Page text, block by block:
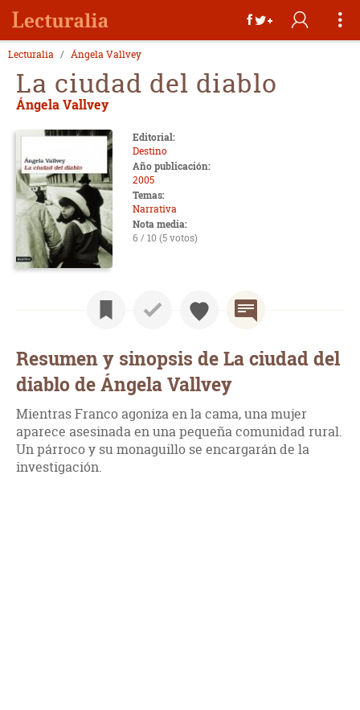
Lecturalia Ángela Vallvey
La ciudad del diablo
Ángela Vallvey
Editorial:
Destino
Año publicación:
2005
Temas:
Narrativa
Nota media:
6 / 10 (5 votos)
Resumen y sinopsis de La ciudad del
diablo de Ángela Vallvey
Mientras Franco agoniza en la cama, una mujer
aparece asesinada en una pequeña comunidad rural.
Un párroco y su monaguillo se encargarán de la
investigación.